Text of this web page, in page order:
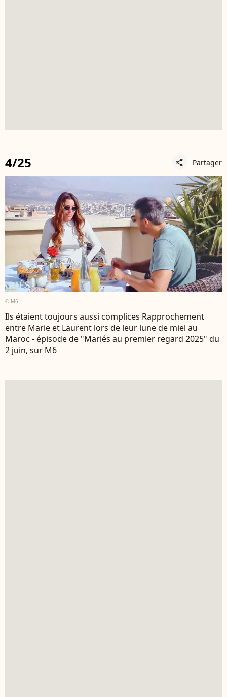
4/25 share Partager
© M6
Ils étaient toujours aussi complices Rapprochement
entre Marie et Laurent lors de leur lune de miel au
Maroc - épisode de "Mariés au premier regard 2025" du
2 juin, sur M6